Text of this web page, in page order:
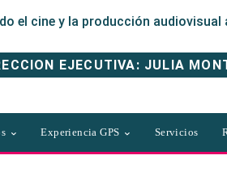
el cine y la producción
EJECUTIVA: JULIA
Experiencia GPS Servicios